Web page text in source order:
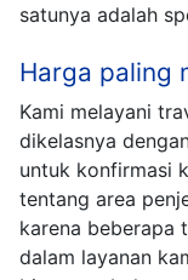
satunya adalah
Harga paling
Kami melayani
dikelasnya
untuk konfirmasi
tentang area
karena beberapa
dalam layanan